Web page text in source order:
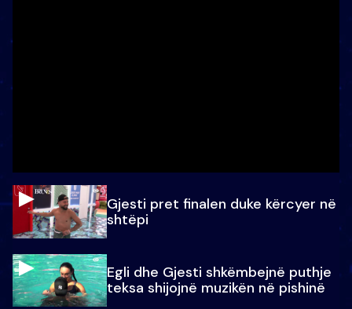
Gjesti pret finalen duke kërcyer në
shtëpi
Egli dhe Gjesti shkëmbejnë puthje
teksa shijojnë muzikën në pishinë